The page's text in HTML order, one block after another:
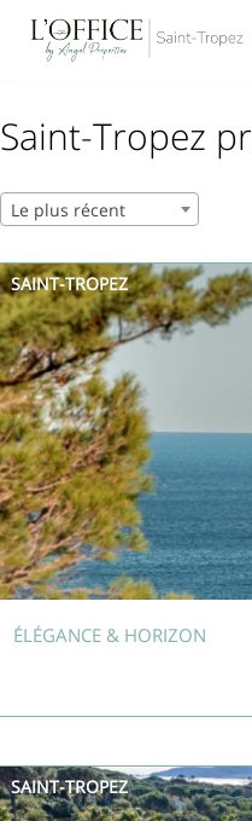
Aller
contenu
Saint-Tropez
Le plus récent
SAINT-TROPEZ
ÉLÉGANCE & HORIZON
SAINT-TROPEZ